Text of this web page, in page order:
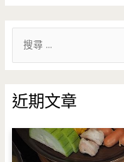
鍵
字
:
近期文章